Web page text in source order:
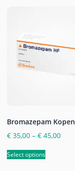
Bromazepam Kopen
€ 35,00 – € 45,00
Select options